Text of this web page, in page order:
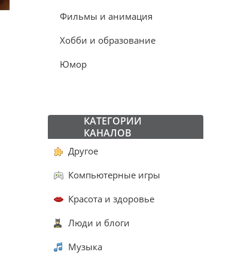
Фильмы и анимация
Хобби и образование
Юмор
КАТЕГОРИИ
КАНАЛОВ
Другое
Компьютерные игры
Красота и здоровье
Люди и блоги
Музыка